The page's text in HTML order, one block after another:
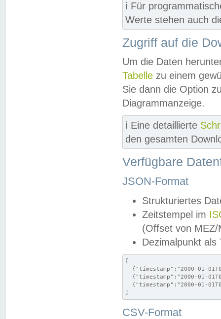
ℹ️ Für
Werte stehen auch
Zugriff auf die
Um die Daten
Tabelle zu einem
Sie dann die Option
Diagrammanzeige.
ℹ️ Eine detaillierte
den gesamten
Verfügbare
JSON-Format
Strukturiertes
Zeitstempel im
(Offset von MEZ/
Dezimalpunkt als
[
{"timestamp":"2000-01-
{"timestamp":"2000-01-
{"timestamp":"2000-01-
]
CSV-Format